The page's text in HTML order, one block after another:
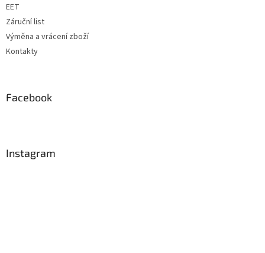
EET
Záruční list
Výměna a vrácení zboží
Kontakty
Facebook
Instagram